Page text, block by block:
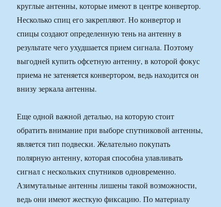
круглые антенны, которые имеют в центре конвертор.
Несколько спиц его закрепляют. Но конвертор и
спицы создают определенную тень на антенну в
результате чего ухудшается прием сигнала. Поэтому
выгодней купить офсетную антенну, в которой фокус
приема не затеняется конвертором, ведь находится он
внизу зеркала антенны.
Еще одной важной деталью, на которую стоит
обратить внимание при выборе спутниковой антенны,
является тип подвески. Желательно покупать
полярную антенну, которая способна улавливать
сигнал с нескольких спутников одновременно.
Азимутальные антенны лишены такой возможности,
ведь они имеют жесткую фиксацию. По материалу